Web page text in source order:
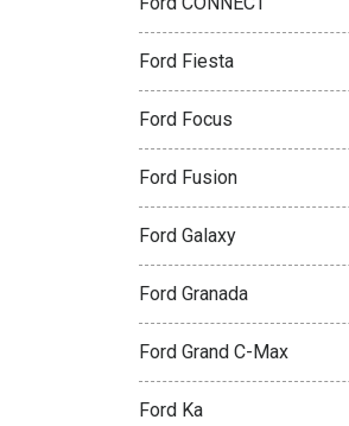
Ford Fiesta
Ford Focus
Ford Fusion
Ford Galaxy
Ford Granada
Ford Grand C-Max
Ford Ka